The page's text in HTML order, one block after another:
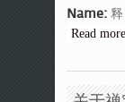
Name:
Read more